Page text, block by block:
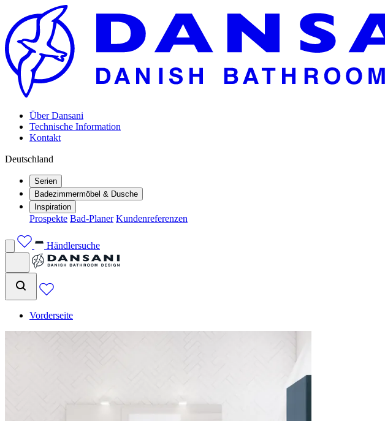
Über Dansani
Technische Information
Kontakt
Deutschland
Serien
Badezimmermöbel & Dusche
Inspiration
Prospekte Bad-Planer Kundenreferenzen
Händlersuche
Vorderseite